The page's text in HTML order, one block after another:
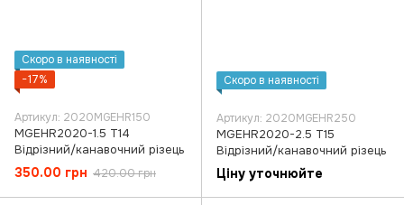
Скоро в наявності
−17%
Артикул: 2020MGEHR150
MGEHR2020-1.5 T14
Відрізний/канавочний різець
350.00 грн 420.00 грн
Скоро в наявності
Артикул: 2020MGEHR250
MGEHR2020-2.5 T15
Відрізний/канавочний різець
Ціну уточнюйте